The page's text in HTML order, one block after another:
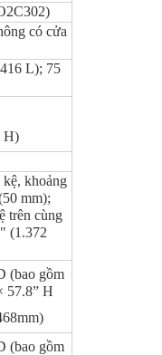
có cửa
L); 75
H)
khoảng
mm);
trên cùng
(1.372
(bao gồm
57.8” H
(bao gồm